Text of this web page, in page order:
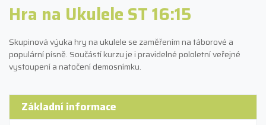
Hra na Ukulele ST 16:15
Skupinová výuka hry na ukulele se zaměřením na táborové a
populární písně. Součástí kurzu je i pravidelné pololetní veřejné
vystoupení a natočení demosnímku.
Základní informace